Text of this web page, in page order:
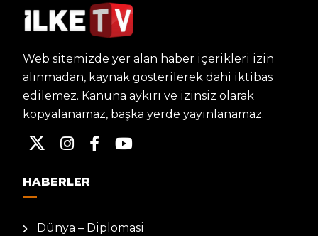
Web sitemizde yer alan haber içerikleri izin
alınmadan, kaynak gösterilerek dahi iktibas
edilemez. Kanuna aykırı ve izinsiz olarak
kopyalanamaz, başka yerde yayınlanamaz.
HABERLER
Dünya – Diplomasi